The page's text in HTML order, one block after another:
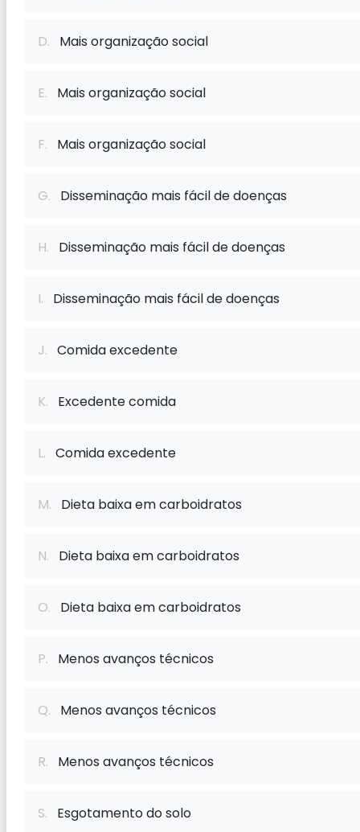
D. Mais organização social
E. Mais organização social
F. Mais organização social
G. Disseminação mais fácil de doenças
H. Disseminação mais fácil de doenças
I. Disseminação mais fácil de doenças
J. Comida excedente
K. Excedente comida
L. Comida excedente
M. Dieta baixa em carboidratos
N. Dieta baixa em carboidratos
O. Dieta baixa em carboidratos
P. Menos avanços técnicos
Q. Menos avanços técnicos
R. Menos avanços técnicos
S. Esgotamento do solo